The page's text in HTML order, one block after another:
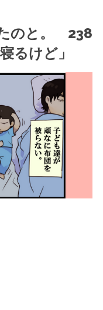
のと。 238
るけど」